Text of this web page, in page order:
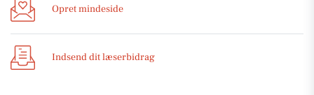
Opret mindeside
Indsend dit læserbidrag